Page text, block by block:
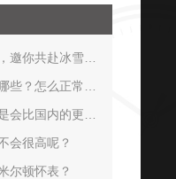
邀你共赴冰雪之
些？怎么正常佩
会比国内的更优
会很高呢？
尔顿怀表？